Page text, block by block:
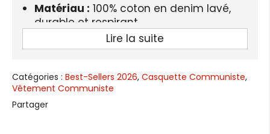
Matériau : 100% coton en denim lavé,
durable et respirant
Imprimé sur la zone frontale,
Structure :Tissu de poids modéré, sans
doublure, léger et confortable
Particularités :
Lire la suite
Catégories : Best-Sellers 2026, Casquette Communiste,
Vêtement Communiste
Partager